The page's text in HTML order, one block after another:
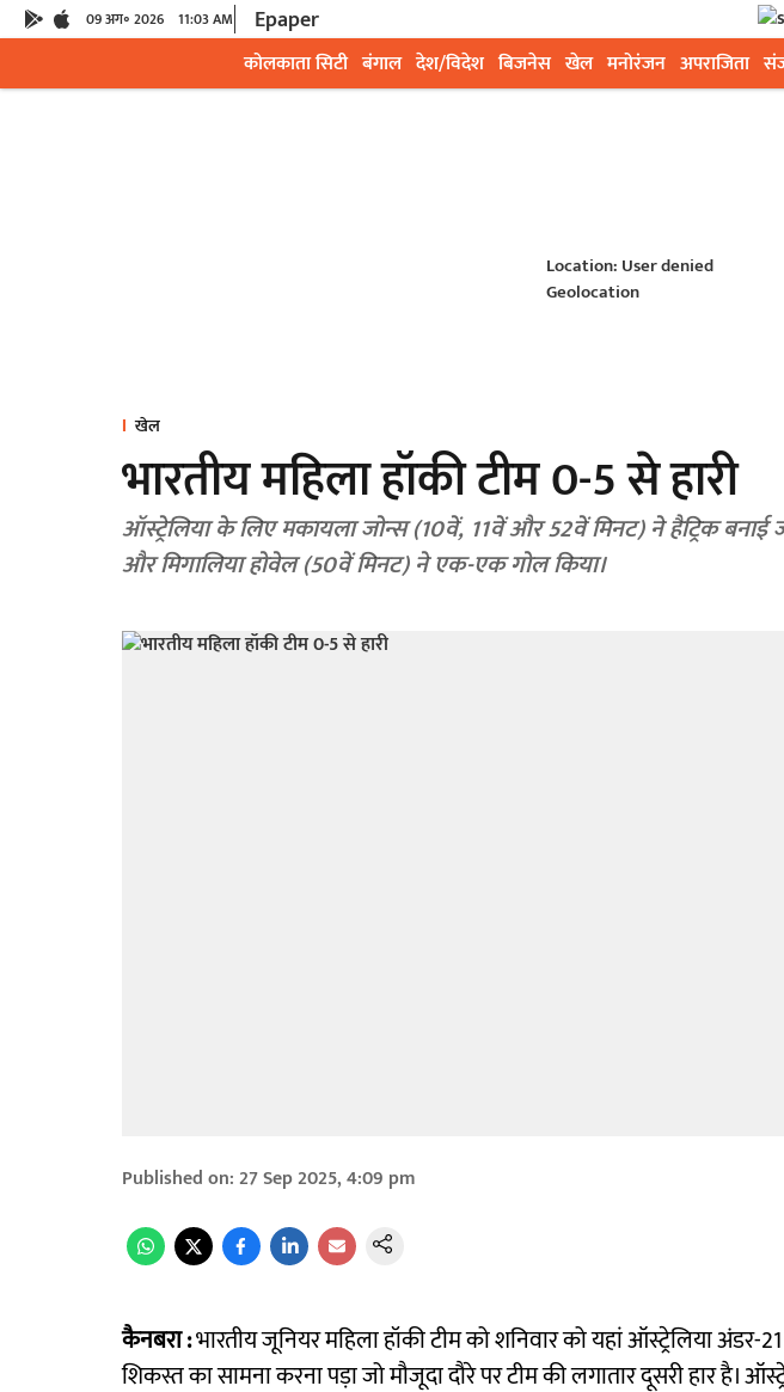
09 अग॰ 2026 11:03 AM Epaper
कोलकाता सिटी बंगाल देश/विदेश बिजनेस खेल मनोरंजन अपराजिता
Location: User denied
Geolocation
खेल
भारतीय महिला हॉकी टीम 0-5 से हारी
ऑस्ट्रेलिया के लिए मकायला जोन्स (10वें, 11वें और 52वें मिनट) ने हैट्रिक
और मिगालिया होवेल (50वें मिनट) ने एक-एक गोल किया।
Published on:27 Sep 2025, 4:09 pm
कैनबरा :भारतीय जूनियर महिला हॉकी टीम को शनिवार को यहां ऑस्ट्रेलिया
शिकस्त का सामना करना पड़ा जो मौजूदा दौरे पर टीम की लगातार दूसरी हार है।